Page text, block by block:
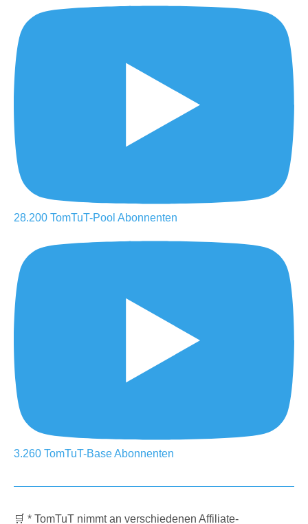
28.200 TomTuT-Pool Abonnenten
3.260 TomTuT-BaseAbonnenten
🛒 * TomTuT nimmt an verschiedenen Affiliate-